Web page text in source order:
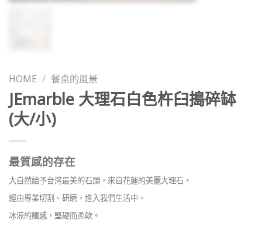
HOME / 餐桌的風景
JEmarble 大理石白色杵臼搗碎缽
(大/小)
最質感的存在
大自然給予台灣最美的石頭，來自花蓮的美麗大理石。
經由專業切割、研磨，進入我們生活中。
冰涼的觸感，堅硬而柔軟。